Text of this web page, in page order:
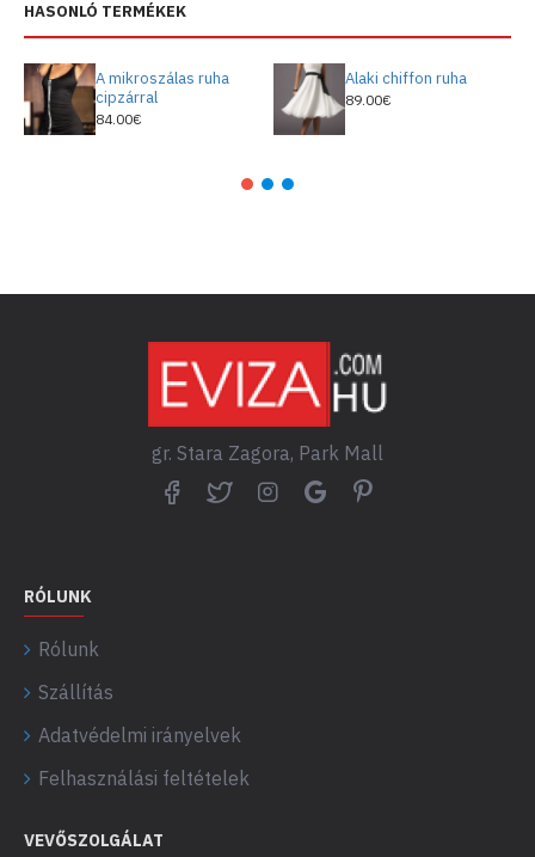
HASONLÓ TERMÉKEK
A mikroszálas ruha
cipzárral
84.00€
Alaki chiffon ruha
89.00€
gr. Stara Zagora, Park Mall
RÓLUNK
Rólunk
Szállítás
Adatvédelmi irányelvek
Felhasználási feltételek
VEVŐSZOLGÁLAT